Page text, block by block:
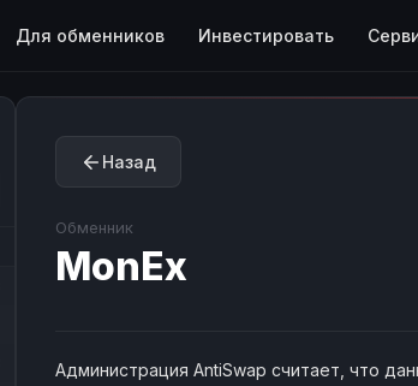
Для обменников Инвестировать
Назад
Обменник
MonEx
Администрация AntiSwap считает, что